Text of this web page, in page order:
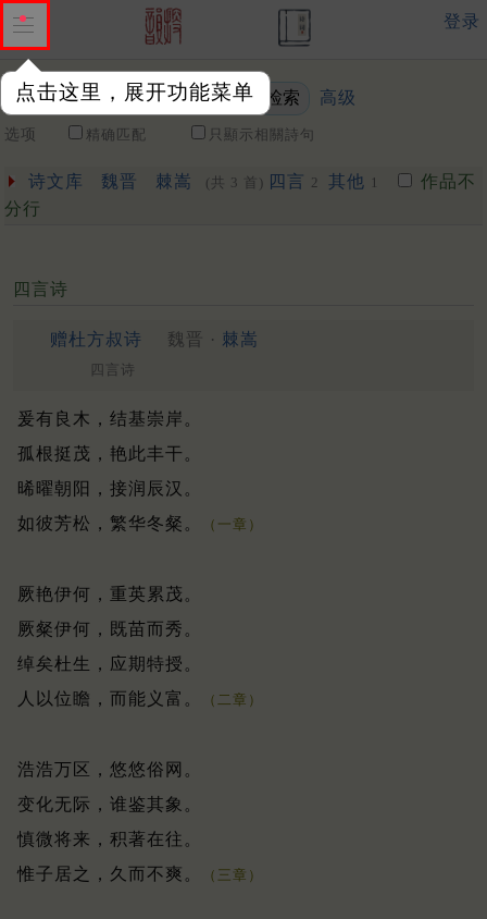
点击这里，展开功能菜单
登录
关键词 高级
选项 精确匹配 只顯示相關詩句
诗文库 魏晋 棘嵩 (共 3 首) 四言 2 其他 1
作品不
分行
四言诗
赠杜方叔诗 魏晋 · 棘嵩
四言诗
爰有良木，结基崇岸。
孤根挺茂，艳此丰干。
晞曜朝阳，接润辰汉。
如彼芳松，繁华冬粲。
（一章）
厥艳伊何，重英累茂。
厥粲伊何，既苗而秀。
绰矣杜生，应期特授。
人以位瞻，而能义富。
（二章）
浩浩万区，悠悠俗网。
变化无际，谁鉴其象。
慎微将来，积著在往。
惟子居之，久而不爽。
（三章）